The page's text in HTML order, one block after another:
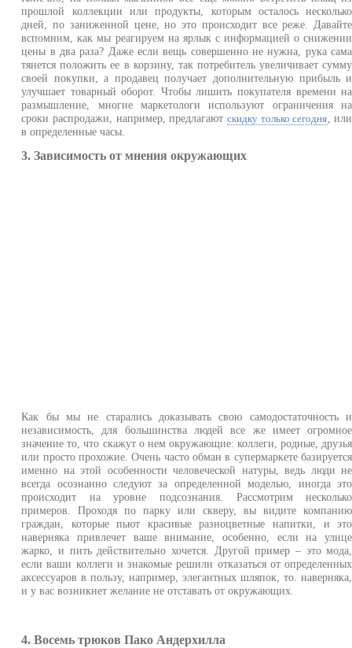
прошлой коллекции или продукты, которым осталось несколько
дней, по заниженной цене, но это происходит все реже. Давайте
вспомним, как мы реагируем на ярлык с информацией о снижении
цены в два раза? Даже если вещь совершенно не нужна, рука сама
тянется положить ее в корзину, так потребитель увеличивает сумму
своей покупки, а продавец получает дополнительную прибыль и
улучшает товарный оборот. Чтобы лишить покупателя времени на
размышление, многие маркетологи используют ограничения на
сроки распродажи, например, предлагаютскидку только сегодня , или
в определенные часы.
3. Зависимость от мнения окружающих
Как бы мы не старались доказывать свою самодостаточность и
независимость, для большинства людей все же имеет огромное
значение то, что скажут о нем окружающие: коллеги, родные, друзья
или просто прохожие. Очень часто обман в супермаркете базируется
именно на этой особенности человеческой натуры, ведь люди не
всегда осознанно следуют за определенной моделью, иногда это
происходит на уровне подсознания. Рассмотрим несколько
примеров. Проходя по парку или скверу, вы видите компанию
граждан, которые пьют красивые разноцветные напитки, и это
наверняка привлечет ваше внимание, особенно, если на улице
жарко, и пить действительно хочется. Другой пример – это мода,
если ваши коллеги и знакомые решили отказаться от определенных
аксессуаров в пользу, например, элегантных шляпок, то. наверняка,
и у вас возникнет желание не отставать от окружающих.
4. Восемь трюков Пако Андерхилла